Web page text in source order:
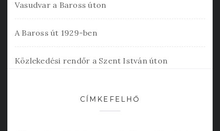
Vasudvar a Baross úton
A Baross út 1929-ben
Közlekedési rendőr a Szent István úton
CÍMKEFELHŐ